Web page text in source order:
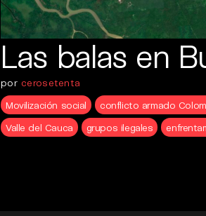
Las balas en
por cerosetenta
Movilización social
conflicto armado
Valle del Cauca
grupos ilegales